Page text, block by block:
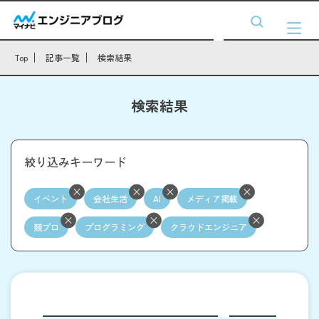
Top 記事一覧 検索結果
検索結果
絞り込みキーワード
イベント 会社生活 AI メディア掲載
競プロ プログラミング クラウドエンジニア